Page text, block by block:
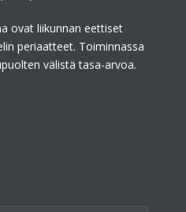
ovat liikunnan eettiset
periaatteet. Toiminnassa
välistä tasa-arvoa.